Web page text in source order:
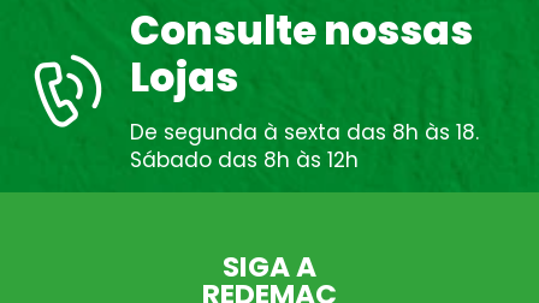
Consulte nossas
Lojas
De segunda à sexta das 8h às 18.
Sábado das 8h às 12h
SIGA A
REDEMAC